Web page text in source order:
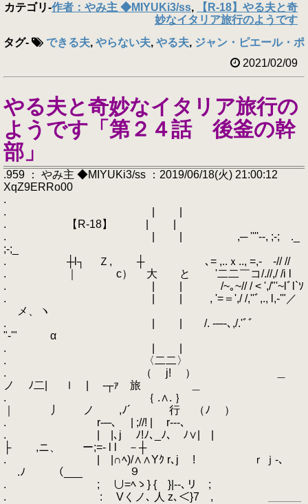
カテゴリ-作者：やみ主 ◆MIYUKi3/ss,
【R-18】やる夫と奇
妙なイタリア旅行のようです
タグ- できる夫, やらない夫, やる夫, ジャン・ピエール・ポ
2021/02/09
やる夫と奇妙なイタリア旅行の
ようです「第２４話 後釜の幹
部」
.959 ： やみ主 ◆MIYUKi3/ss ：2019/06/18(火) 21:00:12
XqZ9ERRo00
.
. | |
. 【R-18】 | |
. | | ,─ ''''--, ;-; ._
;-;_
. ┼l┐ Ｚ, ┼ ､= ,..ｘ.., =,‐ ‐// //
. ｜ c） 大 と '二二￣コ/.//,/ /i l
. | | /~｡~// / < ',/"'~lﾞl`ｿ
. | | , '=＝',/ /,''ﾞ,., l,-'"／
メ、ヽ
. | | /. -─-､,/.'ﾞﾞ
"‐'" α
. | |
. 〈二二〉
. （ j! ） ＿
ノ ﾉ二| ｌ | ‐┬ｧ 旅 ＿
. ｛ .∧. ｝
｜ 丿 ノ ,ﾉ´ 行 （ﾉ ）
. r-─､ | ;//! | r---､
. | |､j ゝﾉ!ﾉ､_ﾉ､ゝﾉ∨| |
├ ,ニ、 ー;=‐ l l －┼
. | |∩ﾍ)/∧∧Yｸ r､j ! ｒｊ-､
.ﾉ （___ ９
. ; ∪=ﾍゝ} { }|--､リ ;
. : Vくノ､ 人 z､＜}7 , ＿＿＿